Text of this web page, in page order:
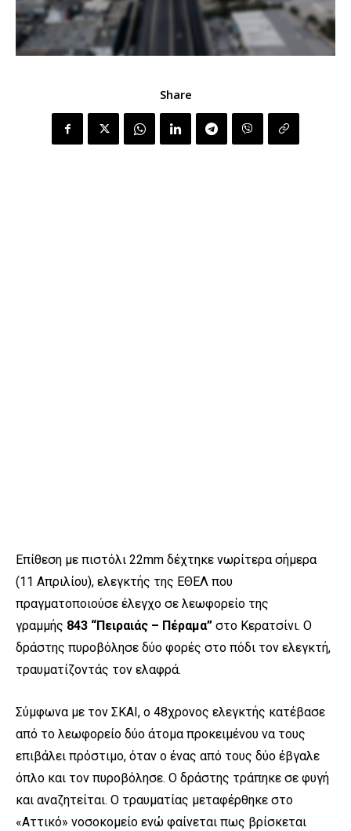
Share
Επίθεση με πιστόλι 22mm δέχτηκε νωρίτερα σήμερα
(11 Απριλίου), ελεγκτής της ΕΘΕΛ που
πραγματοποιούσε έλεγχο σε λεωφορείο της
γραμμής 843 “Πειραιάς – Πέραμα” στο Κερατσίνι. Ο
δράστης πυροβόλησε δύο φορές στο πόδι τον ελεγκτή,
τραυματίζοντάς τον ελαφρά.
Σύμφωνα με τον ΣΚΑΙ, ο 48χρονος ελεγκτής κατέβασε
από το λεωφορείο δύο άτομα προκειμένου να τους
επιβάλει πρόστιμο, όταν ο ένας από τους δύο έβγαλε
όπλο και τον πυροβόλησε. Ο δράστης τράπηκε σε φυγή
και αναζητείται. Ο τραυματίας μεταφέρθηκε στο
«Αττικό» νοσοκομείο ενώ φαίνεται πως βρίσκεται